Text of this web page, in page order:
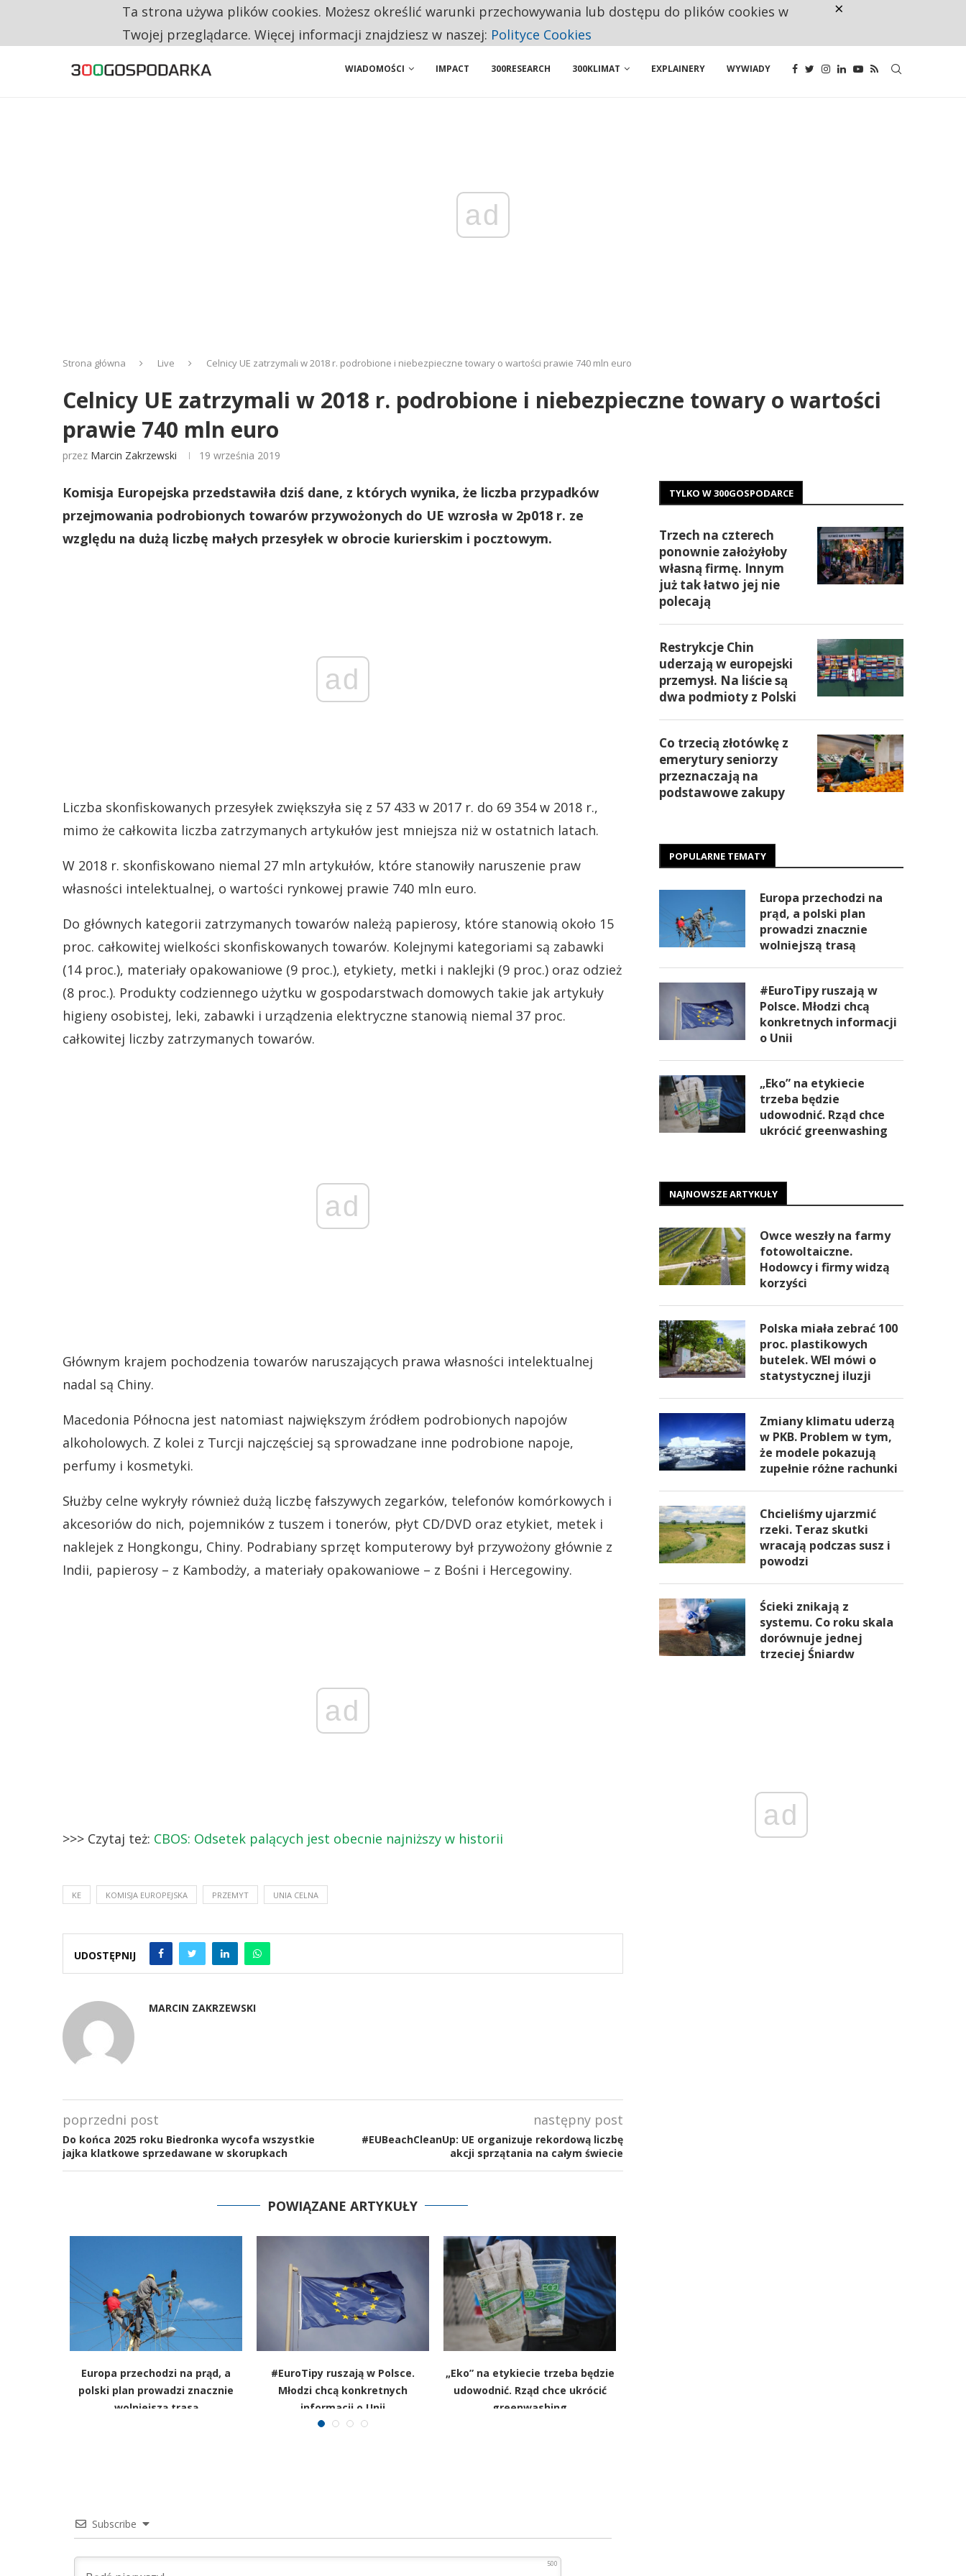
CO TRZECIĄ ZŁOTÓWKĘ Z EMERYTURY SENIORZY PRZEZNACZAJĄ NA PODSTAWOWE ZAKUPY
WIADOMOŚCI IMPACT 300RESEARCH 300KLIMAT EXPLAINERY WYWIADY
ad
Strona główna Live Celnicy UE zatrzymali w 2018 r. podrobione i niebezpieczne towary o wartości prawie 740 mln euro
Celnicy UE zatrzymali w 2018 r. podrobione i niebezpieczne towary o wartości
prawie 740 mln euro
przez Marcin Zakrzewski 19 września 2019
Komisja Europejska przedstawiła dziś dane, z których wynika, że liczba przypadków
przejmowania podrobionych towarów przywożonych do UE wzrosła w 2p018 r. ze
względu na dużą liczbę małych przesyłek w obrocie kurierskim i pocztowym.
ad
Liczba skonfiskowanych przesyłek zwiększyła się z 57 433 w 2017 r. do 69 354 w 2018 r.,
mimo że całkowita liczba zatrzymanych artykułów jest mniejsza niż w ostatnich latach.
W 2018 r. skonfiskowano niemal 27 mln artykułów, które stanowiły naruszenie praw
własności intelektualnej, o wartości rynkowej prawie 740 mln euro.
Do głównych kategorii zatrzymanych towarów należą papierosy, które stanowią około 15
proc. całkowitej wielkości skonfiskowanych towarów. Kolejnymi kategoriami są zabawki
(14 proc.), materiały opakowaniowe (9 proc.), etykiety, metki i naklejki (9 proc.) oraz odzież
(8 proc.). Produkty codziennego użytku w gospodarstwach domowych takie jak artykuły
higieny osobistej, leki, zabawki i urządzenia elektryczne stanowią niemal 37 proc.
całkowitej liczby zatrzymanych towarów.
ad
Głównym krajem pochodzenia towarów naruszających prawa własności intelektualnej
nadal są Chiny.
Macedonia Północna jest natomiast największym źródłem podrobionych napojów
alkoholowych. Z kolei z Turcji najczęściej są sprowadzane inne podrobione napoje,
perfumy i kosmetyki.
Służby celne wykryły również dużą liczbę fałszywych zegarków, telefonów komórkowych i
akcesoriów do nich, pojemników z tuszem i tonerów, płyt CD/DVD oraz etykiet, metek i
naklejek z Hongkongu, Chiny. Podrabiany sprzęt komputerowy był przywożony głównie z
Indii, papierosy – z Kambodży, a materiały opakowaniowe – z Bośni i Hercegowiny.
ad
>>> Czytaj też: CBOS: Odsetek palących jest obecnie najniższy w historii
KE KOMISJA EUROPEJSKA PRZEMYT UNIA CELNA
UDOSTĘPNIJ
MARCIN ZAKRZEWSKI
poprzedni post
Do końca 2025 roku Biedronka wycofa wszystkie
jajka klatkowe sprzedawane w skorupkach
następny post
#EUBeachCleanUp: UE organizuje rekordową liczbę
akcji sprzątania na całym świecie
POWIĄZANE ARTYKUŁY
Europa przechodzi na prąd, a
polski plan prowadzi znacznie
wolniejszą trasą
#EuroTipy ruszają w Polsce.
Młodzi chcą konkretnych
informacji o Unii
„Eko” na etykiecie trzeba będzie
udowodnić. Rząd chce ukrócić
greenwashing
Subscribe
500
TYLKO W 300GOSPODARCE
Trzech na czterech
ponownie założyłoby
własną firmę. Innym
już tak łatwo jej nie
polecają
Restrykcje Chin
uderzają w europejski
przemysł. Na liście są
dwa podmioty z Polski
Co trzecią złotówkę z
emerytury seniorzy
przeznaczają na
podstawowe zakupy
POPULARNE TEMATY
Europa przechodzi na
prąd, a polski plan
prowadzi znacznie
wolniejszą trasą
#EuroTipy ruszają w
Polsce. Młodzi chcą
konkretnych informacji
o Unii
„Eko” na etykiecie
trzeba będzie
udowodnić. Rząd chce
ukrócić greenwashing
NAJNOWSZE ARTYKUŁY
Owce weszły na farmy
fotowoltaiczne.
Hodowcy i firmy widzą
korzyści
Polska miała zebrać 100
proc. plastikowych
butelek. WEI mówi o
statystycznej iluzji
Zmiany klimatu uderzą
w PKB. Problem w tym,
że modele pokazują
zupełnie różne rachunki
Chcieliśmy ujarzmić
rzeki. Teraz skutki
wracają podczas susz i
powodzi
Ścieki znikają z
systemu. Co roku skala
dorównuje jednej
trzeciej Śniardw
ad
Ta strona używa plików cookies. Możesz określić warunki przechowywania lub dostępu do plików cookies w
Twojej przeglądarce. Więcej informacji znajdziesz w naszej: Polityce Cookies
×